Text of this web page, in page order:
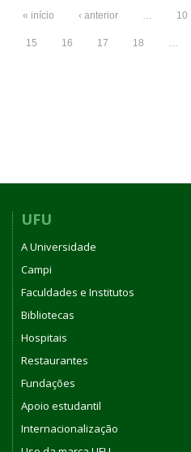
« início ‹ anterior … 10
15 16 17 18 …
UFU
A Universidade
Campi
Faculdades e Institutos
Bibliotecas
Hospitais
Restaurantes
Fundações
Apoio estudantil
Internacionalização